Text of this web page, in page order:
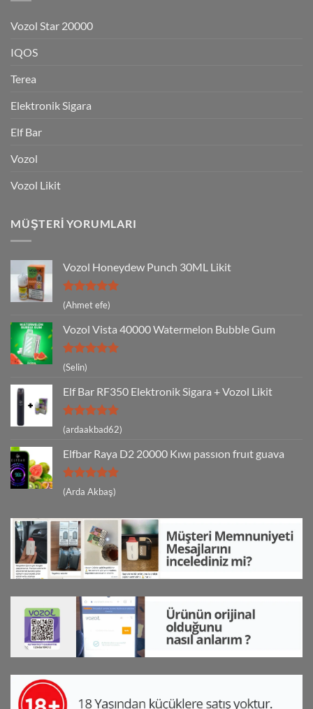
Vozol Star 20000
IQOS
Terea
Elektronik Sigara
Elf Bar
Vozol
Vozol Likit
MÜŞTERI YORUMLARI
Vozol Honeydew Punch 30ML Likit
5 üzerinden
5
(Ahmet efe)
Vozol Vista 40000 Watermelon Bubble Gum
5 üzerinden
5
oy aldı
(Selin)
Elf Bar RF350 Elektronik Sigara + Vozol Likit
5 üzerinden
5
(ardaakbad62)
Elfbar Raya D2 20000 Kıwı passıon fruıt guava
5 üzerinden
5
(Arda Akbaş)